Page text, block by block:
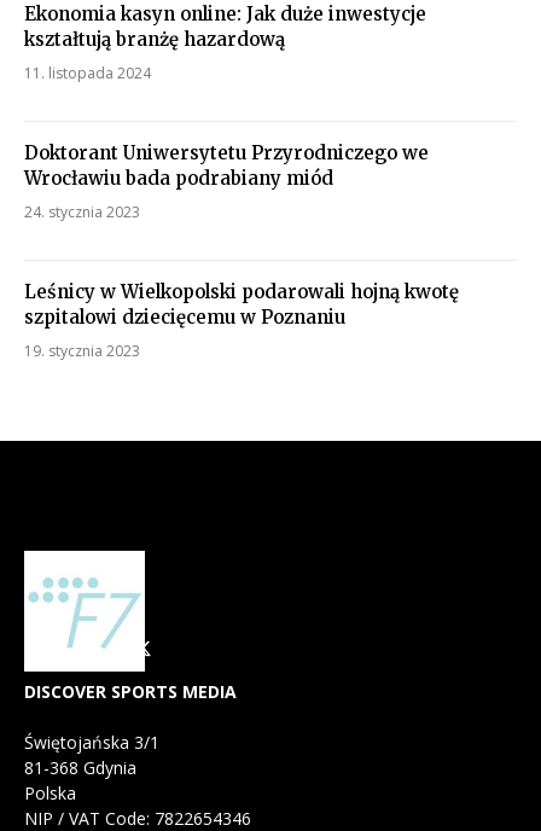
Ekonomia kasyn online: Jak duże inwestycje
kształtują branżę hazardową
11. listopada 2024
Doktorant Uniwersytetu Przyrodniczego we
Wrocławiu bada podrabiany miód
24. stycznia 2023
Leśnicy w Wielkopolski podarowali hojną kwotę
szpitalowi dziecięcemu w Poznaniu
19. stycznia 2023
DISCOVER SPORTS MEDIA
Świętojańska 3/1
81-368 Gdynia
Polska
NIP / VAT Code: 7822654346